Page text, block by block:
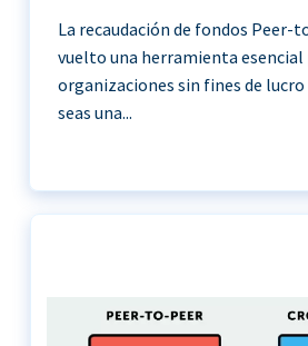
La recaudación de fondos Peer-
vuelto una herramienta esencial
organizaciones sin fines de lucro
seas una...